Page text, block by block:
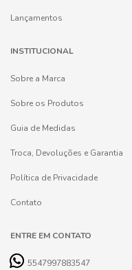
Lançamentos
INSTITUCIONAL
Sobre a Marca
Sobre os Produtos
Guia de Medidas
Troca, Devoluções e Garantia
Política de Privacidade
Contato
ENTRE EM CONTATO
5547997883547